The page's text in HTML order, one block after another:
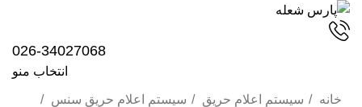
026-34027068
انتخاب منو
خانه سیستم اعلام حریق
سیستم اعلام حریق سنس